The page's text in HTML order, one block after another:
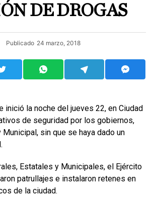
DE DROGAS
Publicado 24 marzo, 2018
inició la noche del jueves 22, en Ciudad
de seguridad por los gobiernos,
Municipal, sin que se haya dado un
Estatales y Municipales, el Ejército
patrullajes e instalaron retenes en
de la ciudad.